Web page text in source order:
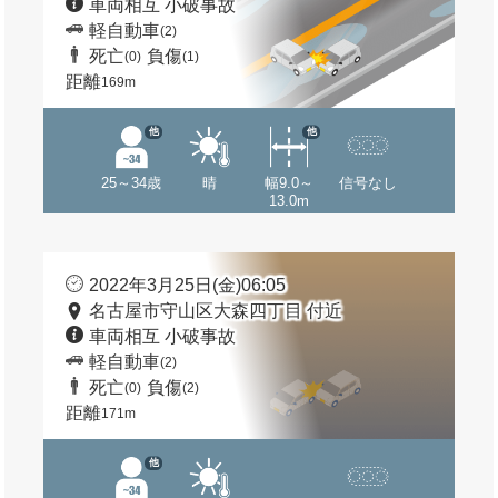
車両相互 小破事故
軽自動車(2)
死亡(0) 負傷(1)
距離169m
25～34歳
他
晴
幅9.0～
13.0m
他
信号なし
2022年3月25日(金)06:05
名古屋市守山区大森四丁目 付近
車両相互 小破事故
軽自動車(2)
死亡(0) 負傷(2)
距離171m
他